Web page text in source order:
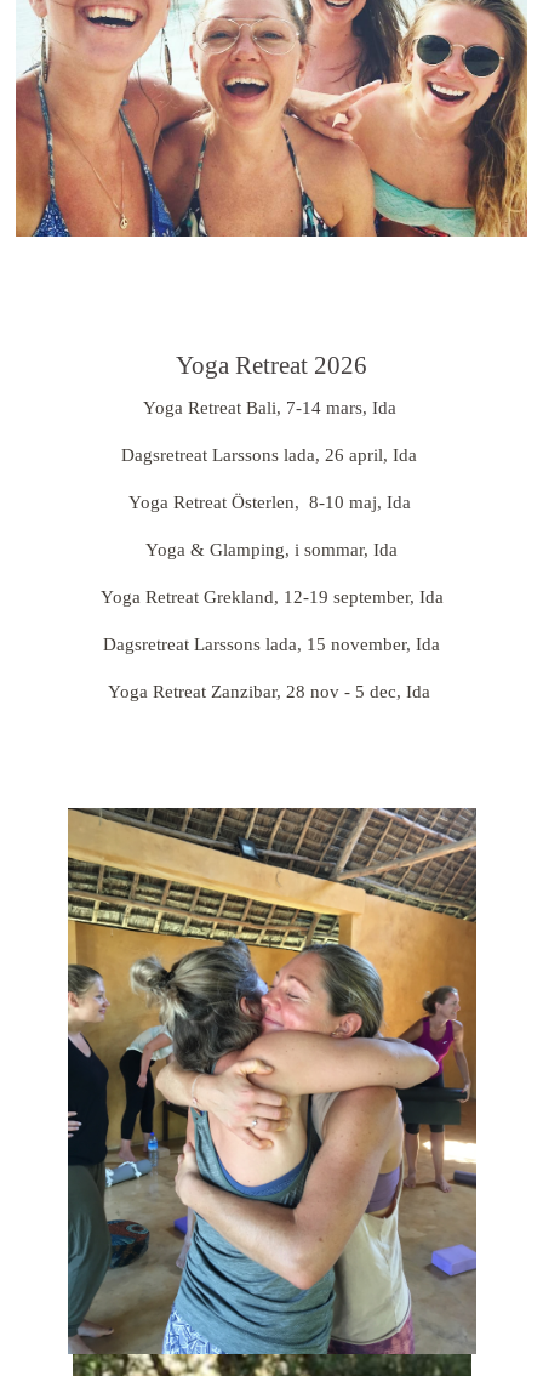
Yoga Retreat 2026
Yoga Retreat Bali, 7-14 mars, Ida
Dagsretreat Larssons lada, 26 april, Ida
Yoga Retreat Österlen, 8-10 maj, Ida
Yoga & Glamping, i sommar, Ida
Yoga Retreat Grekland, 12-19 september, Ida
Dagsretreat Larssons lada, 15 november, Ida
Yoga Retreat Zanzibar, 28 nov - 5 dec, Ida